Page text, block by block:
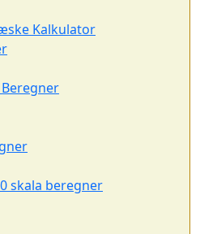
Kalkulator
skala beregner